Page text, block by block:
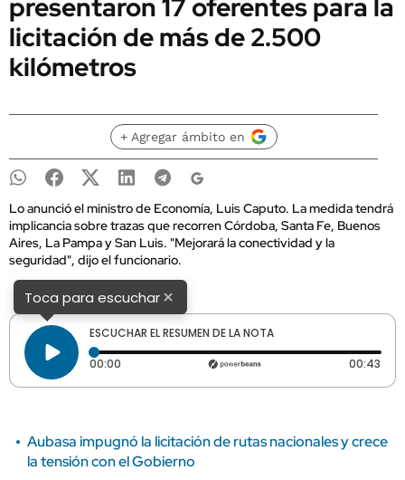
presentaron 17 oferentes para la
licitación de más de 2.500
kilómetros
+ Agregar ámbito en
Lo anunció el ministro de Economía, Luis Caputo. La medida tendrá
implicancia sobre trazas que recorren Córdoba, Santa Fe, Buenos
Aires, La Pampa y San Luis. "Mejorará la conectividad y la
seguridad", dijo el funcionario.
Toca para escuchar×
ESCUCHAR EL RESUMEN DE LA NOTA
00:00 Tiempo transcurrido: 0 segundos 00:43
Aubasa impugnó la licitación de rutas nacionales y crece
la tensión con el Gobierno